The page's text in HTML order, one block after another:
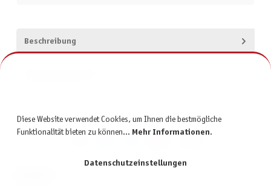
Beschreibung
Diese Website verwendet Cookies, um Ihnen die bestmögliche
Funktionalität bieten zu können... Mehr Informationen.
Datenschutzeinstellungen